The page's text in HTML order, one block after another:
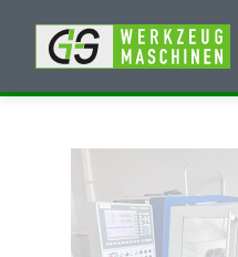
Neumaschinen
Gebrauchtmaschinen